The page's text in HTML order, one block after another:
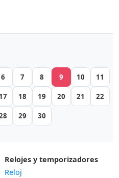
6 7 8 9 10 11
17 18 19 20 21 22
29 30
Relojes y temporizadores
Reloj